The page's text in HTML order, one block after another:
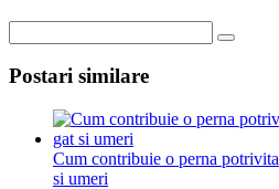
Postari similare
Cum contribuie o perna
si umeri